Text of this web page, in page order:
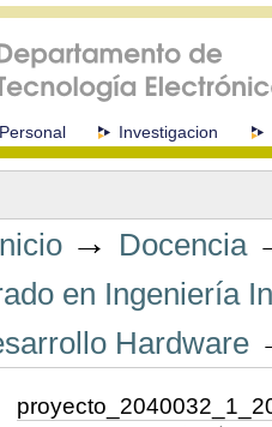
Personal Investigacion
→ Docencia
en Ingeniería
Hardware